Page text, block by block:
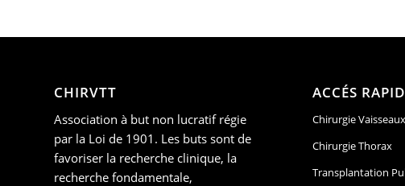
CHIRVTT
Association à but non lucratif régie
par la Loi de 1901. Les buts sont de
favoriser la recherche clinique, la
recherche fondamentale,
ACCÉS
Chirurgie Vaisseaux
Chirurgie Thorax
Transplantation